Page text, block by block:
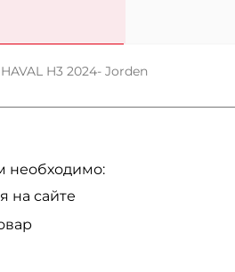
H3 2024- Jorden
необходимо:
на сайте